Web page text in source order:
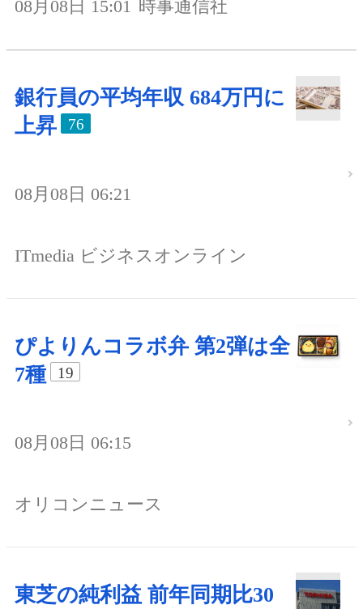
08月08日 15:01 時事通信社
銀行員の平均年収 684万円に
上昇
76
08月08日 06:21
ITmedia ビジネスオンライン
ぴよりんコラボ弁 第2弾は全
7種
19
08月08日 06:15
オリコンニュース
東芝の純利益 前年同期比30